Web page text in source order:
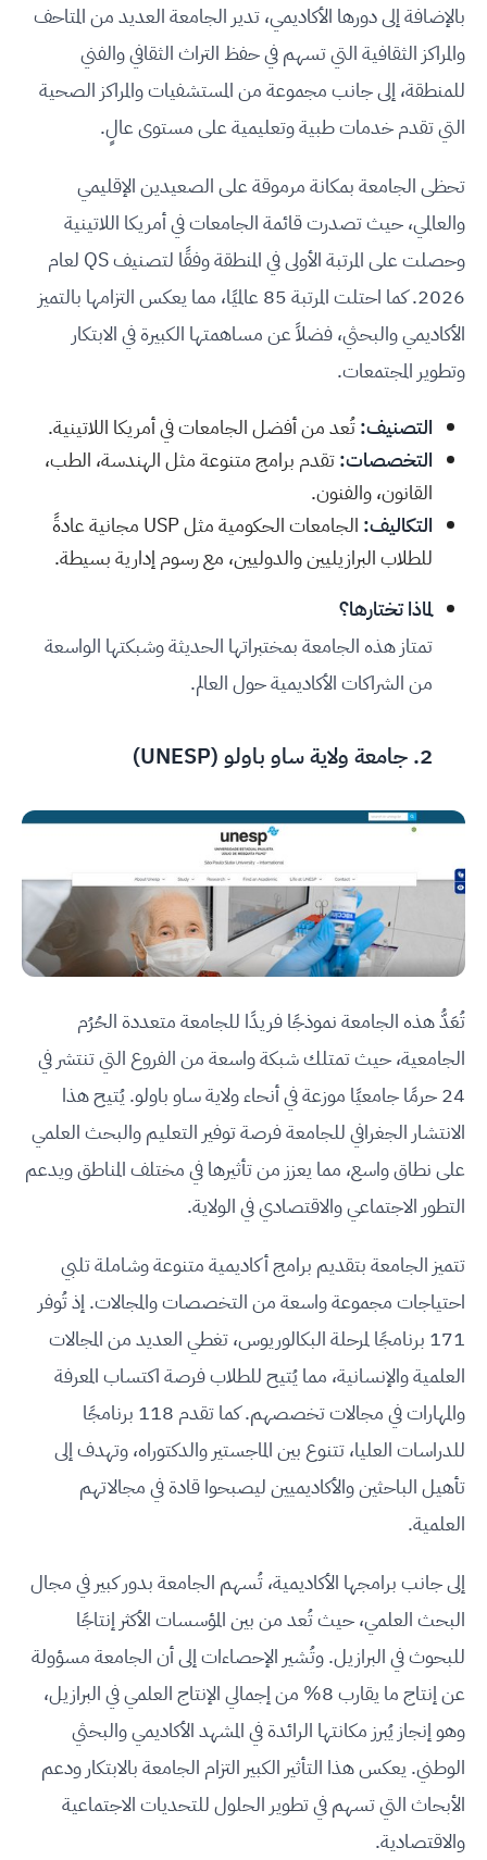
بالإضافة إلى دورها الأكاديمي، تدير الجامعة العديد من المتاحف
والمراكز الثقافية التي تسهم في حفظ التراث الثقافي والفني
للمنطقة، إلى جانب مجموعة من المستشفيات والمراكز الصحية
التي تقدم خدمات طبية وتعليمية على مستوى عالٍ.
تحظى الجامعة بمكانة مرموقة على الصعيدين الإقليمي
والعالمي، حيث تصدرت قائمة الجامعات في أمريكا اللاتينية
وحصلت على المرتبة الأولى في المنطقة وفقًا لتصنيف QS لعام
2026. كما احتلت المرتبة 85 عالميًا، مما يعكس التزامها بالتميز
الأكاديمي والبحثي، فضلاً عن مساهمتها الكبيرة في الابتكار
وتطوير المجتمعات.
التصنيف:تُعد من أفضل الجامعات في أمريكا اللاتينية.
التخصصات:تقدم برامج متنوعة مثل الهندسة، الطب،
القانون، والفنون.
التكاليف:
الجامعات الحكومية مثل USP مجانية عادةً
للطلاب البرازيليين والدوليين، مع رسوم إدارية بسيطة.
لماذا تختارها؟
تمتاز هذه الجامعة بمختبراتها الحديثة وشبكتها الواسعة
من الشراكات الأكاديمية حول العالم.
2. جامعة ولاية ساو باولو (UNESP )
تُعَدُّ هذه الجامعة نموذجًا فريدًا للجامعة متعددة الحُرُم
الجامعية، حيث تمتلك شبكة واسعة من الفروع التي تنتشر في
24 حرمًا جامعيًا موزعة في أنحاء ولاية ساو باولو. يُتيح هذا
الانتشار الجغرافي للجامعة فرصة توفير التعليم والبحث العلمي
على نطاق واسع، مما يعزز من تأثيرها في مختلف المناطق ويدعم
التطور الاجتماعي والاقتصادي في الولاية.
تتميز الجامعة بتقديم برامج أكاديمية متنوعة وشاملة تلبي
احتياجات مجموعة واسعة من التخصصات والمجالات. إذ تُوفر
171 برنامجًا لمرحلة البكالوريوس، تغطي العديد من المجالات
العلمية والإنسانية، مما يُتيح للطلاب فرصة اكتساب المعرفة
والمهارات في مجالات تخصصهم. كما تقدم 118 برنامجًا
للدراسات العليا، تتنوع بين الماجستير والدكتوراه، وتهدف إلى
تأهيل الباحثين والأكاديميين ليصبحوا قادة في مجالاتهم
العلمية.
إلى جانب برامجها الأكاديمية، تُسهم الجامعة بدور كبير في مجال
البحث العلمي، حيث تُعد من بين المؤسسات الأكثر إنتاجًا
للبحوث في البرازيل. وتُشير الإحصاءات إلى أن الجامعة مسؤولة
عن إنتاج ما يقارب 8% من إجمالي الإنتاج العلمي في البرازيل،
وهو إنجاز يُبرز مكانتها الرائدة في المشهد الأكاديمي والبحثي
الوطني. يعكس هذا التأثير الكبير التزام الجامعة بالابتكار ودعم
الأبحاث التي تسهم في تطوير الحلول للتحديات الاجتماعية
والاقتصادية.